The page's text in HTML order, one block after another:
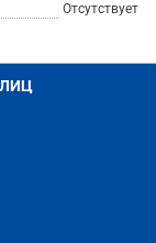
Отсутствует